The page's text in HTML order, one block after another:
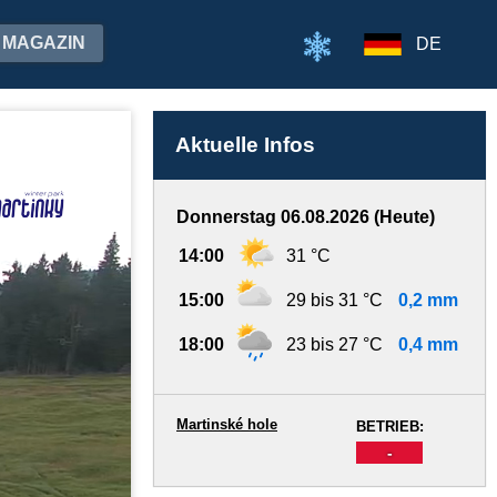
MAGAZIN DE
Aktuelle Infos
Donnerstag 06.08.2026 (Heute)
14:00 31 °C
15:00 29 bis 31 °C 0,2 mm
18:00 23 bis 27 °C 0,4 mm
BETRIEB:
-
Martinské hole